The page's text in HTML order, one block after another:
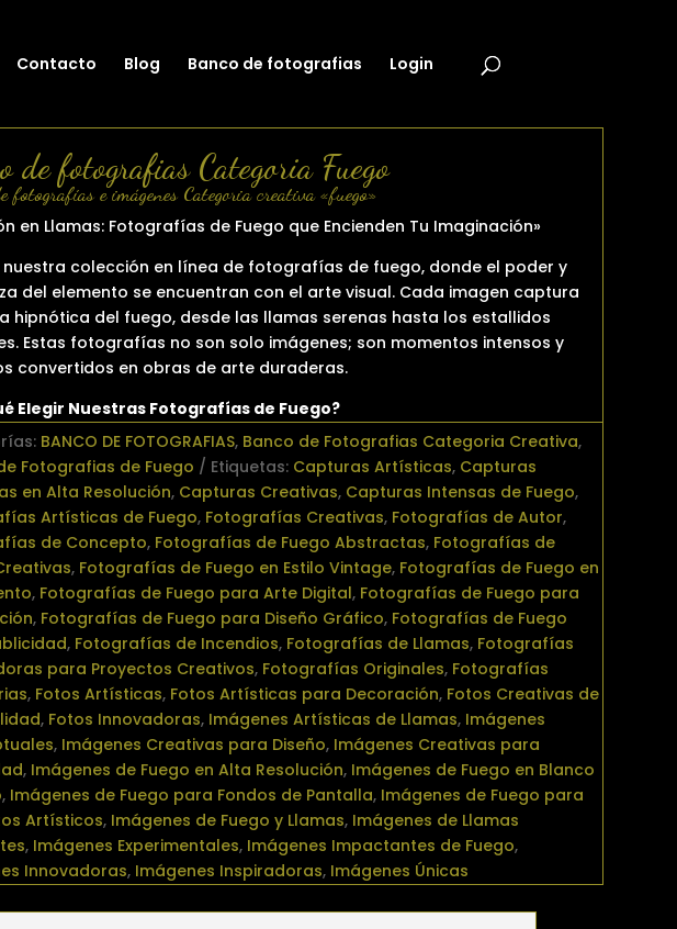
Contacto Blog Banco de fotografias Login
de fotografias Categoria Fuego
fotografías e imágenes Categoria creativa «fuego»
en Llamas: Fotografías de Fuego que Encienden Tu Imaginación»
nuestra colección en línea de fotografías de fuego, donde el poder y
del elemento se encuentran con el arte visual. Cada imagen captura
hipnótica del fuego, desde las llamas serenas hasta los estallidos
Estas fotografías no son solo imágenes; son momentos intensos y
convertidos en obras de arte duraderas.
Elegir Nuestras Fotografías de Fuego?
BANCO DE FOTOGRAFIAS, Banco de Fotografias Categoria Creativa,
Fotografias de Fuego
Etiquetas: Capturas Artísticas, Capturas
en Alta Resolución, Capturas Creativas, Capturas Intensas de Fuego,
Artísticas de Fuego, Fotografías Creativas, Fotografías de Autor,
de Concepto, Fotografías de Fuego Abstractas, Fotografías de
, Fotografías de Fuego en Estilo Vintage, Fotografías de Fuego en
, Fotografías de Fuego para Arte Digital, Fotografías de Fuego para
, Fotografías de Fuego para Diseño Gráfico, Fotografías de Fuego
, Fotografías de Incendios, Fotografías de Llamas, Fotografías
para Proyectos Creativos, Fotografías Originales, Fotografías
, Fotos Artísticas, Fotos Artísticas para Decoración, Fotos Creativas de
, Fotos Innovadoras, Imágenes Artísticas de Llamas, Imágenes
, Imágenes Creativas para Diseño, Imágenes Creativas para
, Imágenes de Fuego en Alta Resolución, Imágenes de Fuego en Blanco
, Imágenes de Fuego para Fondos de Pantalla, Imágenes de Fuego para
Artísticos, Imágenes de Fuego y Llamas, Imágenes de Llamas
, Imágenes Experimentales, Imágenes Impactantes de Fuego,
Innovadoras, Imágenes Inspiradoras, Imágenes Únicas